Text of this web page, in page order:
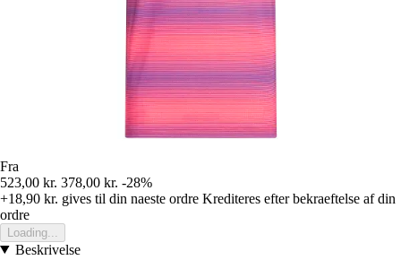
Fra
523,00 kr. 378,00 kr. -28%
+18,90 kr. gives til din naeste ordre Krediteres efter bekraeftelse af din
ordre
Loading...
Beskrivelse